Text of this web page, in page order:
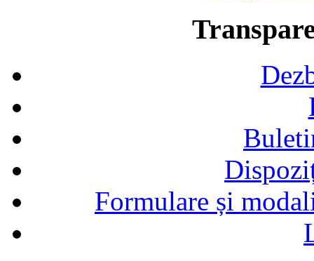
Formulare și